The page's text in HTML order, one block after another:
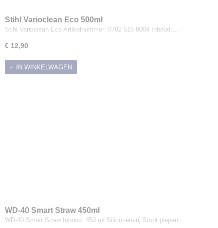
Stihl Varioclean Eco 500ml
Stihl Varioclean Eco Artikelnummer: 0782 516 8004 Inhoud:…
€ 12,90
IN WINKELWAGEN
WD-40 Smart Straw 450ml
WD-40 Smart Straw Inhoud: 450 ml Siliconenvrij Stopt piepen…